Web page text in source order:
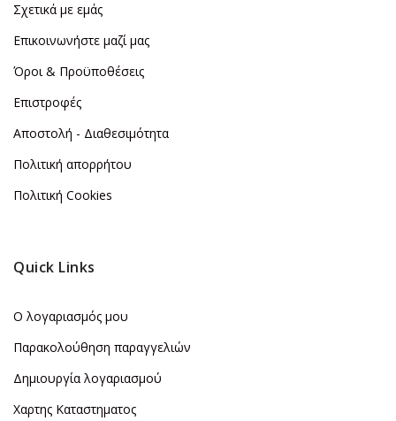
Σχετικά με εμάς
Επικοινωνήστε μαζί μας
Όροι & Προϋποθέσεις
Επιστροφές
Αποστολή - Διαθεσιμότητα
Πολιτική απορρήτου
Πολιτική Cookies
Quick Links
Ο λογαριασμός μου
Παρακολούθηση παραγγελιών
Δημιουργία λογαριασμού
Χαρτης Καταστηματος